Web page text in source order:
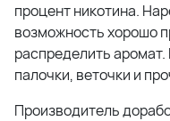
процент никотина.
возможность хорошо
распределить
палочки, веточки и
Производитель